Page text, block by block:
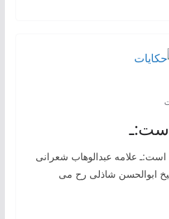
ابلیس است:ـ علامه عبدالوهاب شعرانی
ابوالحسن شاذلی رح می